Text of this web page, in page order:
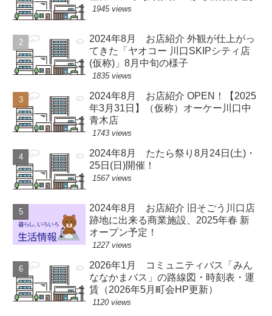
1945 views
2024年8月 お店紹介 外観が仕上がっ
てきた「ヤオコー 川口SKIPシティ店
(仮称)」8月中旬の様子
1835 views
2024年8月 お店紹介 OPEN！【2025
年3月31日】（仮称）オーケー川口中
青木店
1743 views
2024年8月 たたら祭り8月24日(土)・
25日(日)開催！
1567 views
2024年8月 お店紹介 旧そごう川口店
跡地に出来る商業施設、2025年春 新
オープン予定！
1227 views
2026年1月 コミュニティバス「みん
ななかまバス」の路線図・時刻表・運
賃（2026年5月町会HP更新）
1120 views